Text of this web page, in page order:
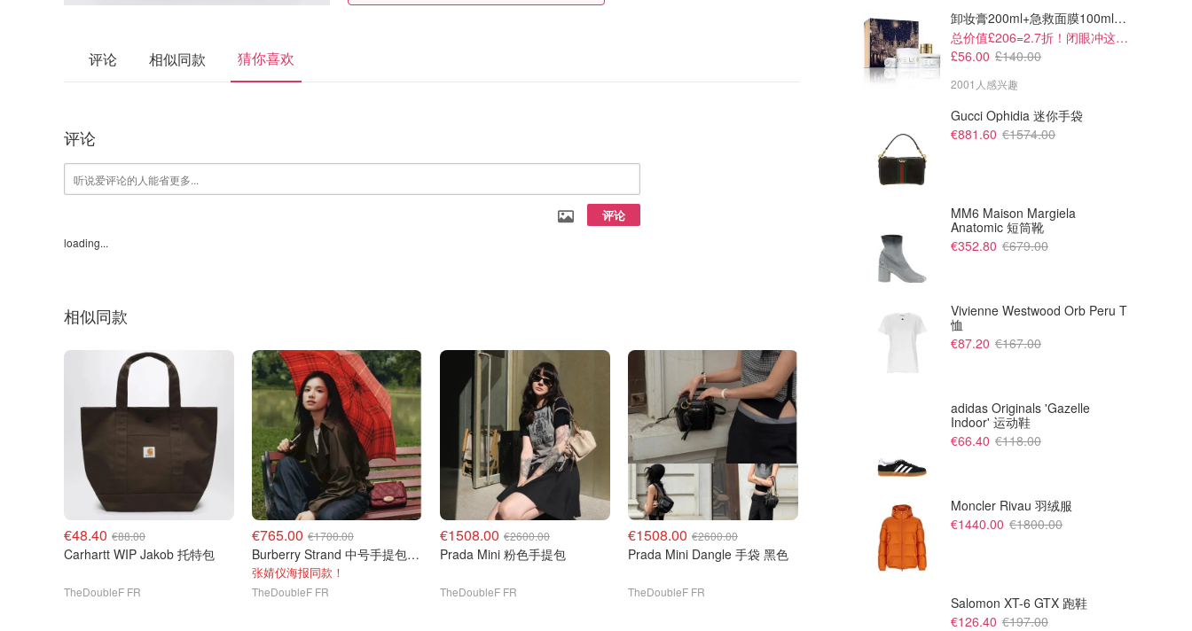
评论 相似同款 猜你喜欢
评论
评论
loading...
相似同款
€48.40 €88.00
Carhartt WIP Jakob 托特包
TheDoubleF FR
€765.00 €1700.00
Burberry Strand 中号手提包 酒红色
张婧仪海报同款！
TheDoubleF FR
€1508.00 €2600.00
Prada Mini 粉色手提包
TheDoubleF FR
€1508.00 €2600.00
Prada Mini Dangle 手袋 黑色
TheDoubleF FR
€690.00
Chloe 小号托特包
€1430.00
卸妆膏200ml+急救面膜100ml+青春面霜15ml
总价值£206=2.7折！闭眼冲这套！
£56.00 £140.00
2001人感兴趣
Gucci Ophidia 迷你手袋
€881.60 €1574.00
MM6 Maison Margiela
Anatomic 短筒靴
€352.80 €679.00
Vivienne Westwood Orb Peru T
恤
€87.20 €167.00
adidas Originals 'Gazelle
Indoor' 运动鞋
€66.40 €118.00
Moncler Rivau 羽绒服
€1440.00 €1800.00
Salomon XT-6 GTX 跑鞋
€126.40 €197.00